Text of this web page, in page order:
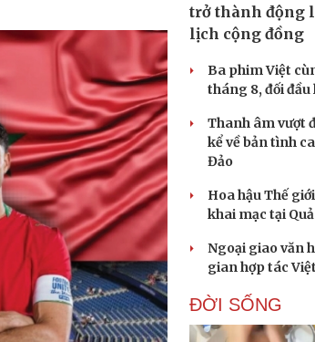
Du lịch
Tư vấn
Săn Tour
check-in
trở thành động
lịch cộng đồng
Ba phim Việt
tháng 8, đối
Thanh âm vượt
kể về bản tình
Đảo
Hoa hậu Thế
khai mạc tại
Ngoại giao văn
gian hợp tác
ĐỜI SỐNG